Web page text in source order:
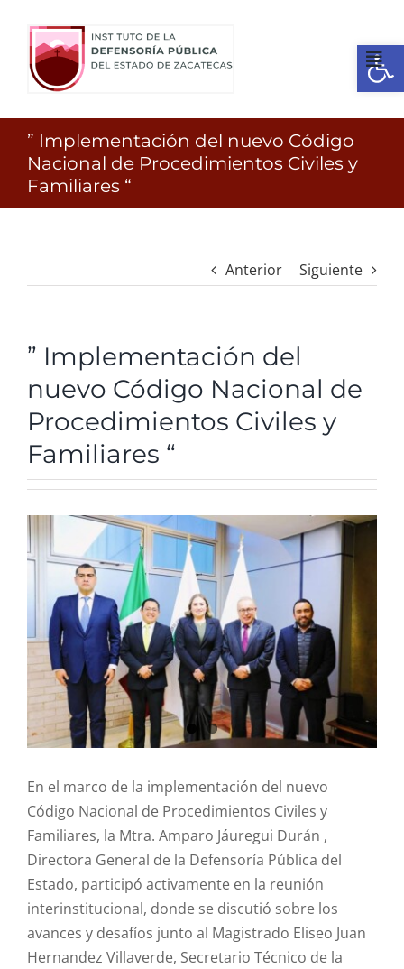
contenido
Inicio
¿Quienes somos?
Identidad
Transparencia
R. Cuentas
Comité de ética
Aviso de privacidad
” Implementación del nuevo Código
Nacional de Procedimientos Civiles y
Familiares “
Anterior Siguiente
” Implementación del
nuevo Código Nacional de
Procedimientos Civiles y
Familiares “
View
Larger
En el marco de la implementación del nuevo
Código Nacional de Procedimientos Civiles y
Familiares, la Mtra. Amparo Jáuregui Durán ,
Directora General de la Defensoría Pública del
Estado, participó activamente en la reunión
interinstitucional, donde se discutió sobre los
avances y desafíos junto al Magistrado Eliseo Juan
Hernandez Villaverde, Secretario Técnico de la